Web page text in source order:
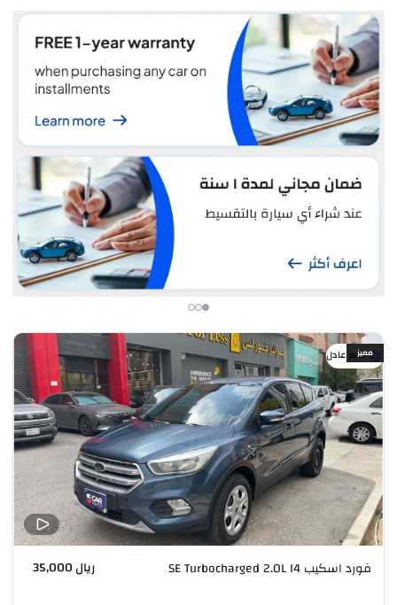
سعر عادلمميز
فورد اسكيب SE Turbocharged 2.0L I4 ريال 35,000